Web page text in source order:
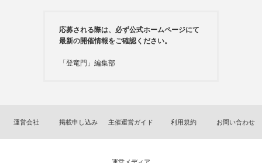
応募される際は、必ず公式ホームページにて
最新の開催情報をご確認ください。
「登竜門」編集部
運営会社 掲載申し込み 主催運営ガイド 利用規約 お問い合わせ